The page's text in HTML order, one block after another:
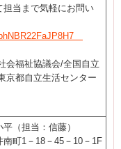
担当まで気軽にお問い
会福祉協議会/全国自立
京都自立生活センター
（担当：信藤）
町1－18－45－10－1F